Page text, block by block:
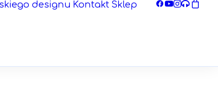
designu Kontakt Sklep